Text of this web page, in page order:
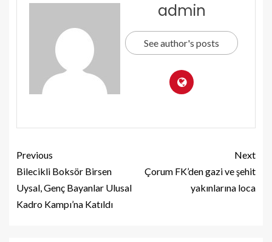
admin
See author's posts
Previous
Bilecikli Boksör Birsen
Uysal, Genç Bayanlar Ulusal
Kadro Kampı’na Katıldı
Next
Çorum FK’den gazi ve şehit
yakınlarına loca